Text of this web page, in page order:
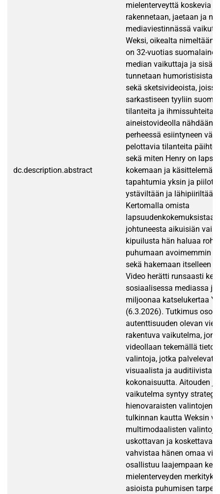
dc.description.abstract
mielenterveyttä koskevia
rakennetaan, jaetaan ja
mediaviestinnässä
Weksi, oikealta nimeltään
on 32-vuotias
median vaikuttaja ja
tunnetaan humoristisista
sekä sketsivideoista,
sarkastiseen tyyliin
tilanteita ja ihmissuhteita.
aineistovideolla nähdään
perheessä esiintyneen
pelottavia tilanteita
sekä miten Henry on
kokemaan ja
tapahtumia yksin ja
ystäviltään ja lähipiiriltään
Kertomalla omista
johtuneesta aikuisiän
kipuilusta hän haluaa
puhumaan avoimemmin
sekä hakemaan itselleen
Video herätti runsaasti
sosiaalisessa mediassa ja
miljoonaa katselukertaa
(6.3.2026). Tutkimus
autenttisuuden olevan
rakentuva vaikutelma,
videollaan tekemällä
valintoja, jotka palvelevat
visuaalista ja auditiivista
kokonaisuutta. Aitouden
vaikutelma syntyy
hienovaraisten valintojen
tulkinnan kautta Weksin
multimodaalisten
uskottavan ja koskettavan
vahvistaa hänen omaa
osallistuu laajempaan
mielenterveyden
asioista puhumisen